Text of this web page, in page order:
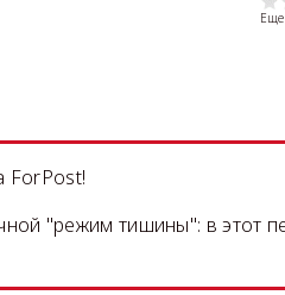
ForPost!
"режим тишины": в этот